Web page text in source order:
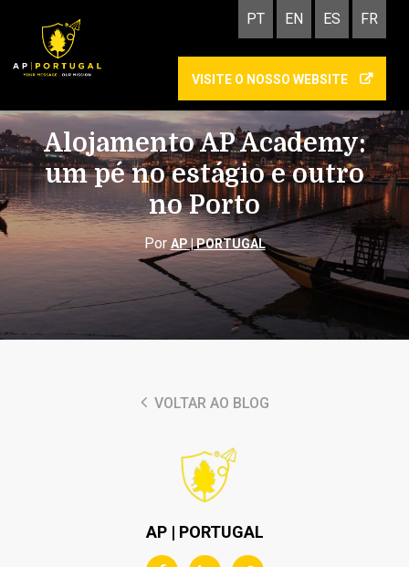
PT EN ES FR
VISITE O NOSSO WEBSITE
Alojamento AP Academy:
um pé no estágio e outro
no Porto
Por AP | PORTUGAL
VOLTAR AO BLOG
AP | PORTUGAL